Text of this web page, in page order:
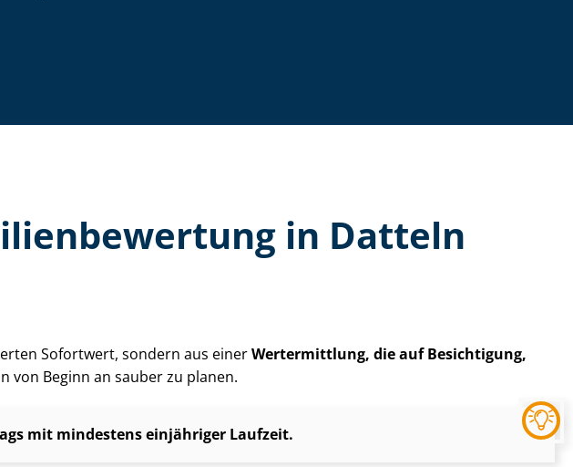
in Datteln
Sofortwert, sondern aus einerWertermittlung, die auf Besichtigung,
von Beginn an sauber zu planen.
mit mindestens einjähriger Laufzeit.